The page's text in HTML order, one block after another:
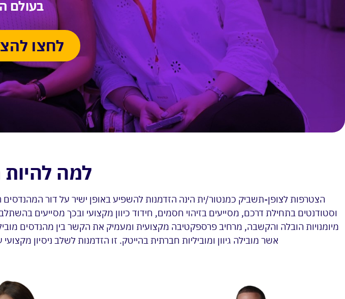
בעולם
לחצו
למה
הצטרפות לצופן-תשביק כמנטור/ית הינה הזדמנות להשפיע באופן ישיר על דור
וסטודנטים בתחילת דרכם, מסייעים בזיהוי חסמים, חידוד כיוון מקצועי ובכך מסייעים
מיומנויות הובלה והקשבה, מרחיב פרספקטיבה מקצועית ומעמיק את הקשר בין מהנדסים
אשר מובילה גיוון ומוביליות חברתית בהייטק. זו הזדמנות לשלב ניסיון